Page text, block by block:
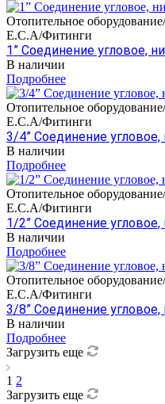
Отопительное
E.C.A/Фитинги
1” Соединение угловое,
В наличии
Подробнее
Отопительное
E.C.A/Фитинги
3/4” Соединение угловое,
В наличии
Подробнее
Отопительное
E.C.A/Фитинги
1/2” Соединение угловое,
В наличии
Подробнее
Отопительное
E.C.A/Фитинги
3/8” Соединение угловое,
В наличии
Подробнее
Загрузить еще
1 2
Загрузить еще